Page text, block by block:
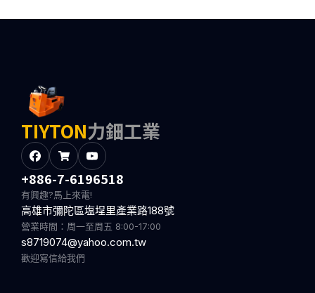
TIYTON力鈿工業
+886-7-6196518
有興趣?馬上來電!
高雄市彌陀區塩埕里產業路188號
營業時間：周一至周五 8:00-17:00
s8719074@yahoo.com.tw
歡迎寫信給我們